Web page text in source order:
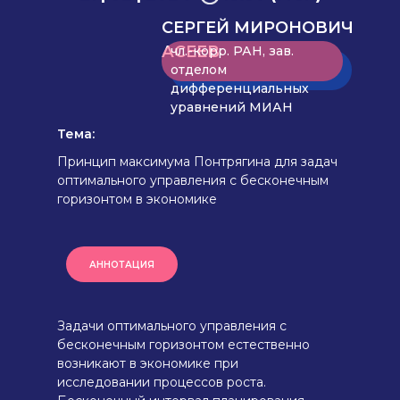
СЕРГЕЙ МИРОНОВИЧ
АСЕЕВ
Принцип максимума Понтрягина для задач
оптимального управления с бесконечным
горизонтом в экономике
Тема:
АННОТАЦИЯ
чл.-корр. РАН, зав.
отделом
дифференциальных
уравнений МИАН
Задачи оптимального управления с
бесконечным горизонтом естественно
возникают в экономике при
исследовании процессов роста.